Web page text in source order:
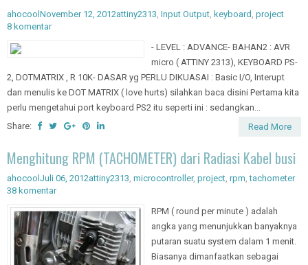
ahocoolNovember 12, 2012attiny2313 Input Output keyboard project
8 komentar
- LEVEL : ADVANCE- BAHAN2 : AVR
micro ( ATTINY 2313), KEYBOARD PS-
2, DOTMATRIX , R 10K- DASAR yg PERLU DIKUASAI : Basic I/O, Interupt
dan menulis ke DOT MATRIX ( love hurts) silahkan baca disini Pertama kita
perlu mengetahui port keyboard PS2 itu seperti ini : sedangkan...
Share:
Read More
Menghitung RPM (TACHOMETER) dari Radiasi Kabel busi
ahocoolJuli 06, 2012attiny2313 microcontroller, project rpm ,tachometer
38 komentar
RPM ( round per minute ) adalah
angka yang menunjukkan banyaknya
putaran suatu system dalam 1 menit.
Biasanya dimanfaatkan sebagai